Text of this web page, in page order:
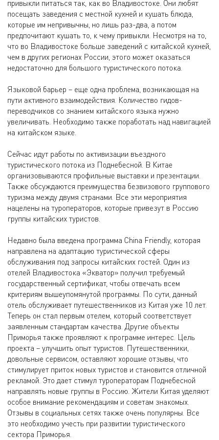
привыкли питаться так, как во Владивостоке. Они любят
посещать заведения с местной кухней и кушать блюда,
которые им непривычны, но лишь раз-два, а потом
предпочитают кушать то, к чему привыкли. Несмотря на то,
что во Владивостоке больше заведений с китайской кухней,
чем в других регионах России, этого может оказаться
недостаточно для большого туристического потока.
Языковой барьер – еще одна проблема, возникающая на
пути активного взаимодействия. Количество гидов-
переводчиков со знанием китайского языка нужно
увеличивать. Необходимо также поработать над навигацией
на китайском языке.
Сейчас идут работы по активизации въездного
туристического потока из Поднебесной. В Китае
организовываются профильные выставки и презентации.
Также обсуждаются преимущества безвизового группового
туризма между двумя странами. Все эти мероприятия
нацелены на туроператоров, которые привезут в Россию
группы китайских туристов.
Недавно была введена программа China Friendly, которая
направлена на адаптацию туристической сферы
обслуживания под запросы китайских гостей. Один из
отелей Владивостока «Экватор» получил требуемый
государственный сертификат, чтобы отвечать всем
критериям вышеупомянутой программы. По сути, данный
отель обслуживает путешественников из Китая уже 10 лет.
Теперь он стал первым отелем, который соответствует
заявленным стандартам качества. Другие объекты
Приморья также проявляют к программе интерес. Цель
проекта – улучшить опыт туристов. Путешественники,
довольные сервисом, оставляют хорошие отзывы, что
стимулирует приток новых туристов и становится отличной
рекламой. Это дает стимул туроператорам Поднебесной
направлять новые группы в Россию. Жители Китая уделяют
особое внимание рекомендациям и советам знакомых.
Отзывы в социальных сетях также очень популярны. Все
это необходимо учесть при развитии туристического
сектора Приморья.